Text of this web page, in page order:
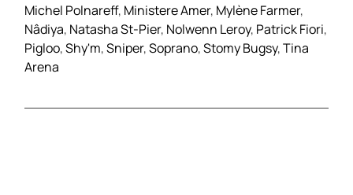
Michel Polnareff, Ministere Amer, Mylène Farmer,
Nâdiya, Natasha St-Pier, Nolwenn Leroy, Patrick Fiori,
Pigloo,Shy'm,Sniper,Soprano,Stomy Bugsy,Tina
Arena